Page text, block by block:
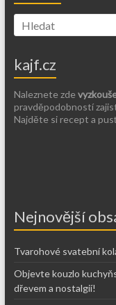
kajf.cz
Naleznete zde
pravděpodobností
Najděte si recept a
Nejnovější
Tvarohové svatební
Objevte kouzlo
dřevem a nostalgií!